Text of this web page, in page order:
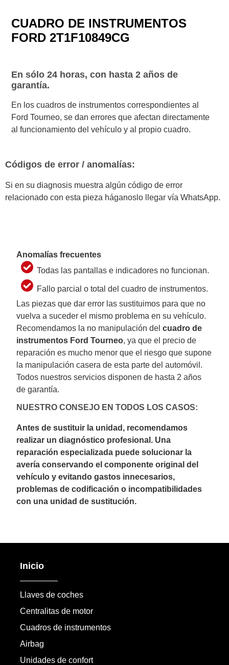
CUADRO DE INSTRUMENTOS
FORD 2T1F10849CG
En sólo 24 horas, con hasta 2 años de
garantía.
En los cuadros de instrumentos correspondientes al
Ford Tourneo, se dan errores que afectan directamente
al funcionamiento del vehículo y al propio cuadro.
Códigos de error / anomalías:
Si en su diagnosis muestra algún código de error
relacionado con esta pieza háganoslo llegar vía WhatsApp.
Anomalías frecuentes
Todas las pantallas e indicadores no funcionan.
Fallo parcial o total del cuadro de instrumentos.
Las piezas que dar error las sustituimos para que no
vuelva a suceder el mismo problema en su vehículo.
Recomendamos la no manipulación delcuadro de
instrumentos Ford Tourneo, ya que el precio de
reparación es mucho menor que el riesgo que supone
la manipulación casera de esta parte del automóvil.
Todos nuestros servicios disponen de hasta 2 años
de garantía.
NUESTRO CONSEJO EN TODOS LOS CASOS:
Antes de sustituir la unidad, recomendamos
realizar un diagnóstico profesional. Una
reparación especializada puede solucionar la
avería conservando el componente original del
vehículo y evitando gastos innecesarios,
problemas de codificación o incompatibilidades
con una unidad de sustitución.
Inicio
Llaves de coches
Centralitas de motor
Cuadros de instrumentos
Airbag
Unidades de confort